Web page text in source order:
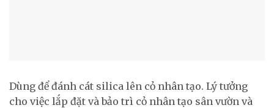
Dùng để đánh cát silica lên cỏ nhân tạo. Lý tưởng
cho việc lắp đặt và bảo trì cỏ nhân tạo sân vườn và